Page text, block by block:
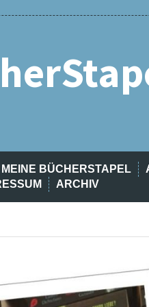
MEINE BÜCHERSTAPEL
ARCHIV